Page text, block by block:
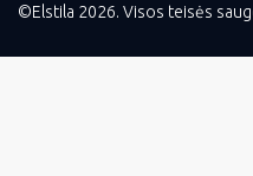
©Elstila 2026. Visos teisės